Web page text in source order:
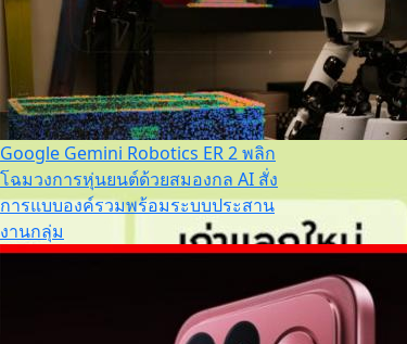
Google Gemini Robotics ER 2 พลิก
โฉมวงการหุ่นยนต์ด้วยสมองกล AI สั่ง
การแบบองค์รวมพร้อมระบบประสาน
งานกลุ่ม